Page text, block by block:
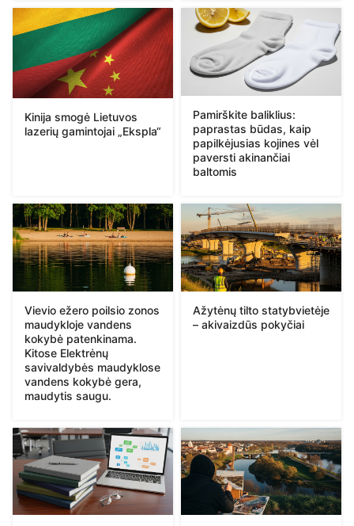
Kinija smogė Lietuvos
lazerių gamintojai „Ekspla“
Pamirškite baliklius:
paprastas būdas, kaip
papilkėjusias kojines vėl
paversti akinančiai
baltomis
Vievio ežero poilsio zonos
maudykloje vandens
kokybė patenkinama.
Kitose Elektrėnų
savivaldybės maudyklose
vandens kokybė gera,
maudytis saugu.
Ažytėnų tilto statybvietėje
– akivaizdūs pokyčiai